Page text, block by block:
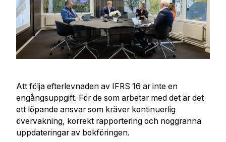
Att följa efterlevnaden av IFRS 16 är inte en
engångsuppgift. För de som arbetar med det är det
ett löpande ansvar som kräver kontinuerlig
övervakning, korrekt rapportering och noggranna
uppdateringar av bokföringen.